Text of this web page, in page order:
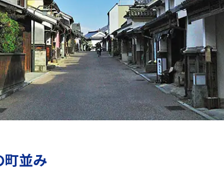
並み